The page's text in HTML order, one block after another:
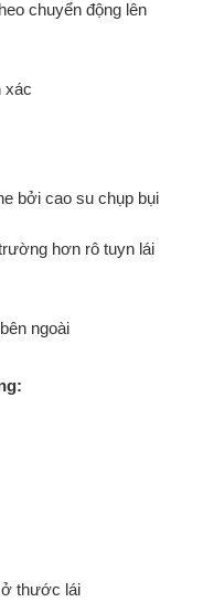
chuyển động lên
xác
bởi cao su chụp bụi
hơn rô tuyn lái
ngoài
ở thước lái